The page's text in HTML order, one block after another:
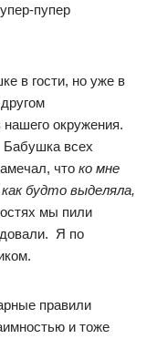
пупер
в гости, но уже в
окружения.
всех
что ко мне
будто выделяла,
мы пили
Я по
правили
и тоже